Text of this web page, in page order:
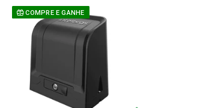
COMPRE E GANHE